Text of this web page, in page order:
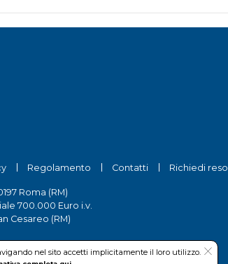
Regolamento Contatti Richiedi reso
Roma (RM)
700.000 Euro i.v.
Cesareo (RM)
nel sito accetti implicitamente il loro utilizzo.